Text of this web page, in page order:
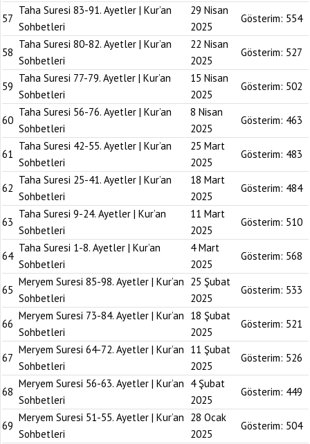
57
Taha Suresi 83-91. Ayetler | Kur’an
Sohbetleri
29 Nisan
2025
Gösterim: 554
58
Taha Suresi 80-82. Ayetler | Kur’an
Sohbetleri
22 Nisan
2025
Gösterim: 527
59
Taha Suresi 77-79. Ayetler | Kur’an
Sohbetleri
15 Nisan
2025
Gösterim: 502
60
Taha Suresi 56-76. Ayetler | Kur’an
Sohbetleri
8 Nisan
2025
Gösterim: 463
61
Taha Suresi 42-55. Ayetler | Kur’an
Sohbetleri
25 Mart
2025
Gösterim: 483
62
Taha Suresi 25-41. Ayetler | Kur’an
Sohbetleri
18 Mart
2025
Gösterim: 484
63
Taha Suresi 9-24. Ayetler | Kur’an
Sohbetleri
11 Mart
2025
Gösterim: 510
64
Taha Suresi 1-8. Ayetler | Kur’an
Sohbetleri
4 Mart
2025
Gösterim: 568
65
Meryem Suresi 85-98. Ayetler | Kur’an
Sohbetleri
25 Şubat
2025
Gösterim: 533
66
Meryem Suresi 73-84. Ayetler | Kur’an
Sohbetleri
18 Şubat
2025
Gösterim: 521
67
Meryem Suresi 64-72. Ayetler | Kur’an
Sohbetleri
11 Şubat
2025
Gösterim: 526
68
Meryem Suresi 56-63. Ayetler | Kur’an
Sohbetleri
4 Şubat
2025
Gösterim: 449
69
Meryem Suresi 51-55. Ayetler | Kur’an
Sohbetleri
28 Ocak
2025
Gösterim: 504